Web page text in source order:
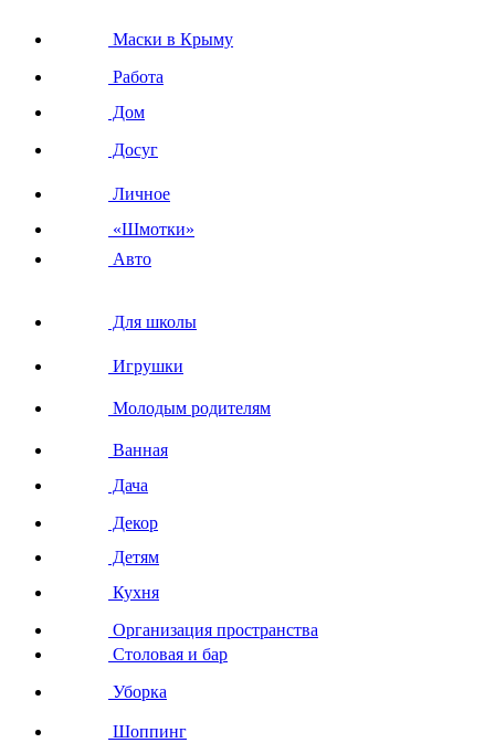
Маски в Крыму
Работа
Дом
Досуг
Личное
«Шмотки»
Авто
Для школы
Игрушки
Молодым родителям
Ванная
Дача
Декор
Детям
Кухня
Организация пространства
Столовая и бар
Уборка
Шоппинг